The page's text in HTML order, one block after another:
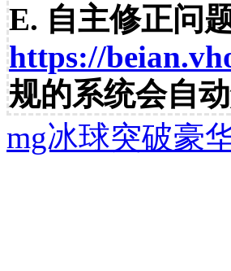
E. 自主修正问
https://
规的系统会自
mg冰球突破豪